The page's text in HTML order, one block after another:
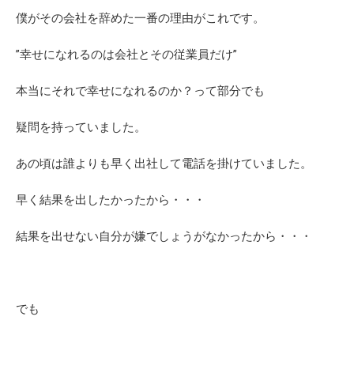
僕がその会社を辞めた一番の理由がこれです。
”幸せになれるのは会社とその従業員だけ”
本当にそれで幸せになれるのか？って部分でも
疑問を持っていました。
あの頃は誰よりも早く出社して電話を掛けていました。
早く結果を出したかったから・・・
結果を出せない自分が嫌でしょうがなかったから・・・
でも